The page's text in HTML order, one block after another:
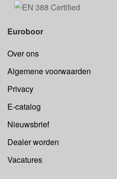
Euroboor
Over ons
Algemene voorwaarden
Privacy
E-catalog
Nieuwsbrief
Dealer worden
Vacatures